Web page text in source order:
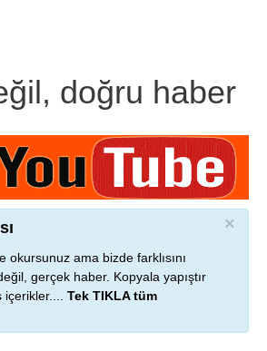
doğru haber
×
okursunuz ama bizde farklısını
gerçek haber. Kopyala yapıştır
içerikler.... Tek TIKLA tüm